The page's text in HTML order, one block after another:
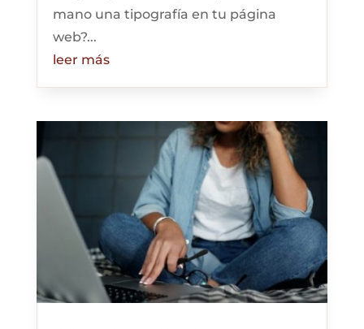
mano una tipografía en tu página
web?...
leer más